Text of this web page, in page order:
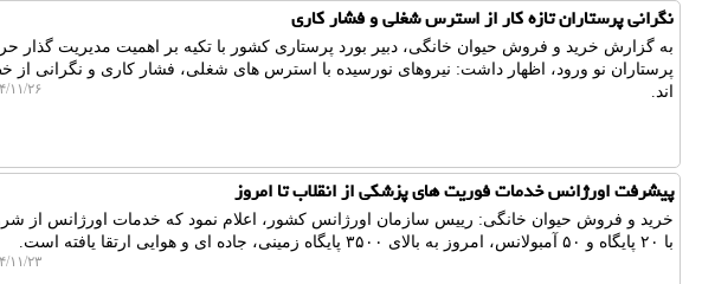
نگرانی پرستاران تازه کار از استرس شغلی و فشار کاری
به گزارش خرید و فروش حیوان خانگی، دبیر بورد پرستاری کشور با تکیه بر اهمیت مدیریت گذار
پرستاران نو ورود، اظهار داشت: نیروهای نورسیده با استرس های شغلی، فشار کاری و نگرانی از
اند.
۱۴۰۴/۱۱/۲۶
پیشرفت اورژانس خدمات فوریت های پزشکی از انقلاب تا امروز
خرید و فروش حیوان خانگی: رییس سازمان اورژانس کشور، اعلام نمود که خدمات اورژانس از
با ۲۰ پایگاه و ۵۰ آمبولانس، امروز به بالای ۳۵۰۰ پایگاه زمینی، جاده ای و هوایی ارتقا یافته است.
۱۴۰۴/۱۱/۲۳